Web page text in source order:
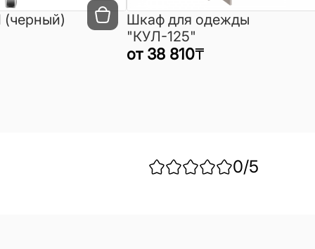
(черный)
Шкаф для одежды
"КУЛ-125"
от 38 810₸
0/5